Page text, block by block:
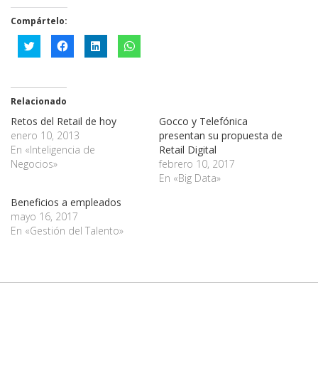
Compártelo:
para
Twitter
(Se
abre
una
ventana
nueva)
para
una
ventana
nueva)
para
una
ventana
para
ventana
nueva)
Relacionado
Retos del Retail de hoy
enero 10, 2013
En «Inteligencia de
Negocios»
Gocco y Telefónica
presentan su propuesta de
Retail Digital
febrero 10, 2017
En «Big Data»
Beneficios a empleados
mayo 16, 2017
En «Gestión del Talento»